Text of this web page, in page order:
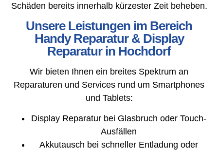
Schäden bereits innerhalb kürzester Zeit beheben.
Unsere Leistungen im Bereich
Handy Reparatur & Display
Reparatur in Hochdorf
Wir bieten Ihnen ein breites Spektrum an
Reparaturen und Services rund um Smartphones
und Tablets:
Display Reparatur bei Glasbruch oder Touch-
Ausfällen
Akkutausch bei schneller Entladung oder